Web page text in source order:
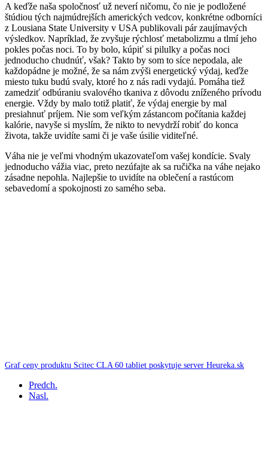
A keďže naša spoločnosť už neverí ničomu, čo nie je podložené
štúdiou tých najmúdrejších amerických vedcov, konkrétne odborníci
z Lousiana State University v USA publikovali pár zaujímavých
výsledkov. Napríklad, že zvyšuje rýchlosť metabolizmu a tlmí jeho
pokles počas noci. To by bolo, kúpiť si pilulky a počas noci
jednoducho chudnúť, však? Takto by som to síce nepodala, ale
každopádne je možné, že sa nám zvýši energetický výdaj, keďže
miesto tuku budú svaly, ktoré ho z nás radi vydajú. Pomáha tiež
zamedziť odbúraniu svalového tkaniva z dôvodu zníženého prívodu
energie. Vždy by malo totiž platiť, že výdaj energie by mal
presiahnuť príjem. Nie som veľkým zástancom počítania každej
kalórie, navyše si myslím, že nikto to nevydrží robiť do konca
života, takže uvidíte sami či je vaše úsilie viditeľné.
Váha nie je veľmi vhodným ukazovateľom vašej kondície. Svaly
jednoducho vážia viac, preto nezúfajte ak sa ručička na váhe nejako
zásadne nepohla. Najlepšie to uvidíte na oblečení a rastúcom
sebavedomí a spokojnosti zo samého seba.
Graf ceny produktu Scitec CLA 60 tabliet poskytuje server Heureka.sk
Predch.
Nasl.